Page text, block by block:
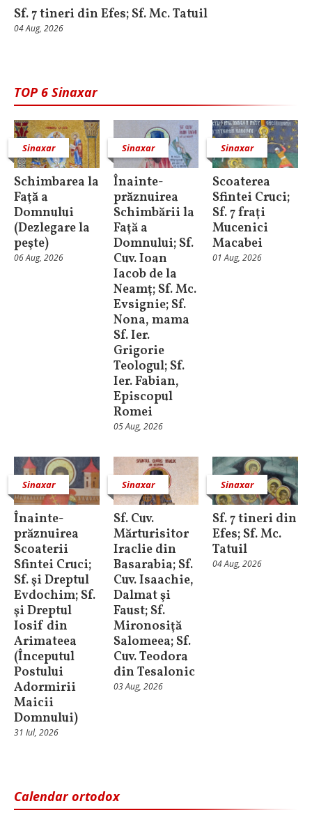
Sf. 7 tineri din Efes; Sf. Mc. Tatuil
04 Aug, 2026
TOP 6 Sinaxar
Sinaxar
Schimbarea la
Faţă a
Domnului
(Dezlegare la
peşte)
06 Aug, 2026
Sinaxar
Înainte-
prăznuirea
Schimbării la
Faţă a
Domnului; Sf.
Cuv. Ioan
Iacob de la
Neamţ; Sf. Mc.
Evsignie; Sf.
Nona, mama
Sf. Ier.
Grigorie
Teologul; Sf.
Ier. Fabian,
Episcopul
Romei
05 Aug, 2026
Sinaxar
Scoaterea
Sfintei Cruci;
Sf. 7 fraţi
Mucenici
Macabei
01 Aug, 2026
Sinaxar
Înainte-
prăznuirea
Scoaterii
Sfintei Cruci;
Sf. şi Dreptul
Evdochim; Sf.
şi Dreptul
Iosif din
Arimateea
(Începutul
Postului
Adormirii
Maicii
Domnului)
31 Iul, 2026
Sinaxar
Sf. Cuv.
Mărturisitor
Iraclie din
Basarabia; Sf.
Cuv. Isaachie,
Dalmat şi
Faust; Sf.
Mironosiţă
Salomeea; Sf.
Cuv. Teodora
din Tesalonic
03 Aug, 2026
Sinaxar
Sf. 7 tineri din
Efes; Sf. Mc.
Tatuil
04 Aug, 2026
Calendar ortodox